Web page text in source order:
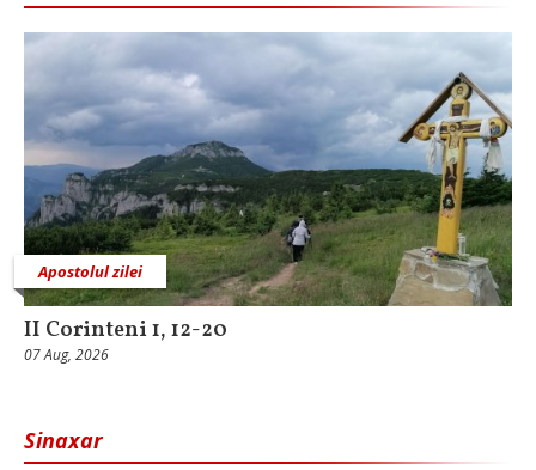
Apostolul zilei
II Corinteni 1, 12-20
07 Aug, 2026
Sinaxar